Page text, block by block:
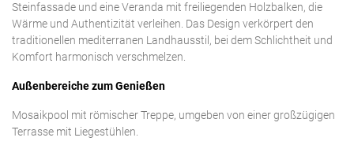
Steinfassade und eine Veranda mit freiliegenden Holzbalken, die
Wärme und Authentizität verleihen. Das Design verkörpert den
traditionellen mediterranen Landhausstil, bei dem Schlichtheit und
Komfort harmonisch verschmelzen.
Außenbereiche zum Genießen
Mosaikpool mit römischer Treppe, umgeben von einer großzügigen
Terrasse mit Liegestühlen.